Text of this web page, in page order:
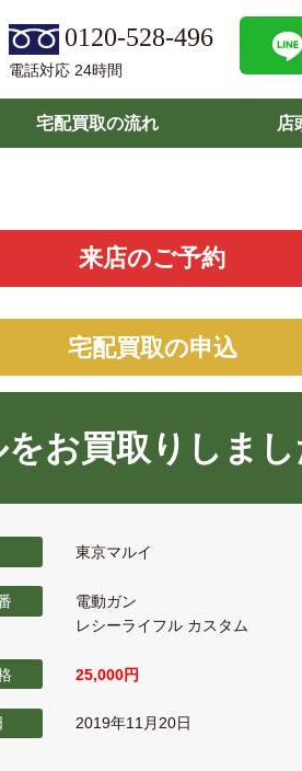
0120-528-496
電話対応 24時間
宅配買取の流れ 店
来店のご予約
宅配買取の申込
お買取りしまし
東京マルイ
電動ガン
レシーライフル カスタム
25,000円
2019年11月20日